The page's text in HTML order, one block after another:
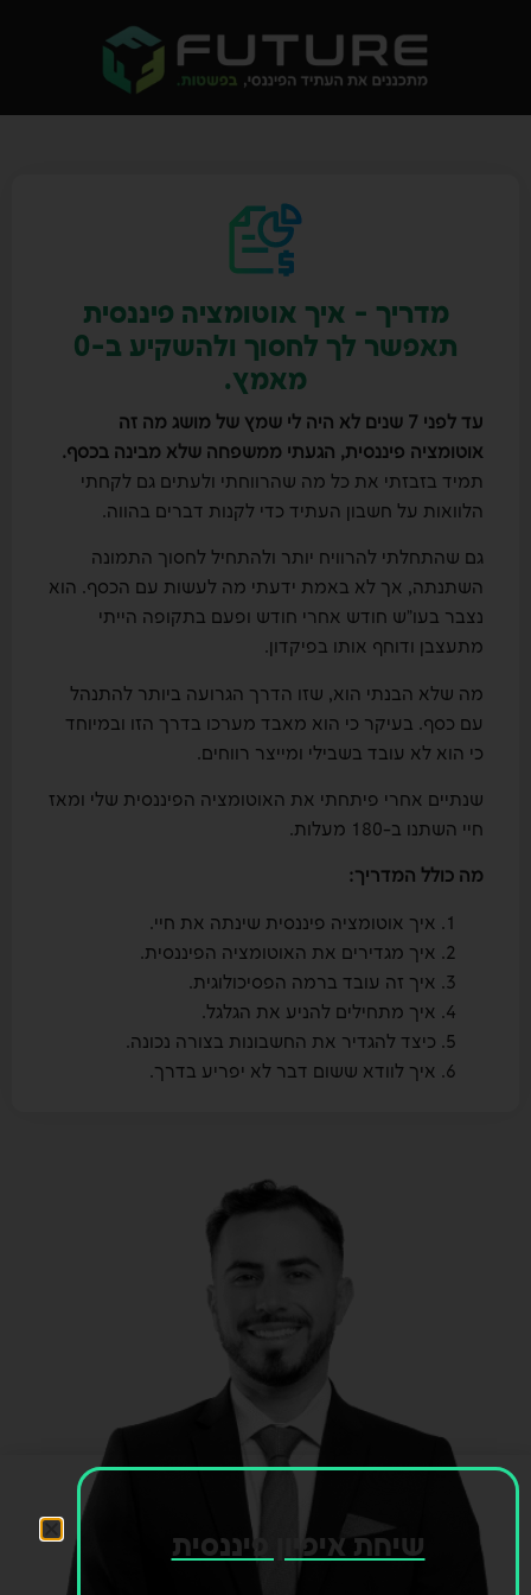
מדריך - איך אוטומציה פיננסית
תאפשר לך לחסוך ולהשקיע ב-0
מאמץ.
עד לפני 7 שנים לא היה לי שמץ של מושג מה זה
אוטומציה פיננסית, הגעתי ממשפחה שלא מבינה בכסף.
תמיד בזבזתי את כל מה שהרווחתי ולעתים גם לקחתי
הלוואות על חשבון העתיד כדי לקנות דברים בהווה.
גם שהתחלתי להרוויח יותר ולהתחיל לחסוך התמונה
השתנתה, אך לא באמת ידעתי מה לעשות עם הכסף. הוא
נצבר בעו”ש חודש אחרי חודש ופעם בתקופה הייתי
מתעצבן ודוחף אותו בפיקדון.
מה שלא הבנתי הוא, שזו הדרך הגרועה ביותר להתנהל
עם כסף. בעיקר כי הוא מאבד מערכו בדרך הזו ובמיוחד
כי הוא לא עובד בשבילי ומייצר רווחים.
שנתיים אחרי פיתחתי את האוטומציה הפיננסית שלי ומאז
חיי השתנו ב-180 מעלות.
מה כולל המדריך:
איך אוטומציה פיננסית שינתה את חיי.
איך מגדירים את האוטומציה הפיננסית.
איך זה עובד ברמה הפסיכולוגית.
איך מתחילים להניע את הגלגל.
כיצד להגדיר את החשבונות בצורה נכונה.
איך לוודא ששום דבר לא יפריע בדרך.
שיחת איפיון פיננסית